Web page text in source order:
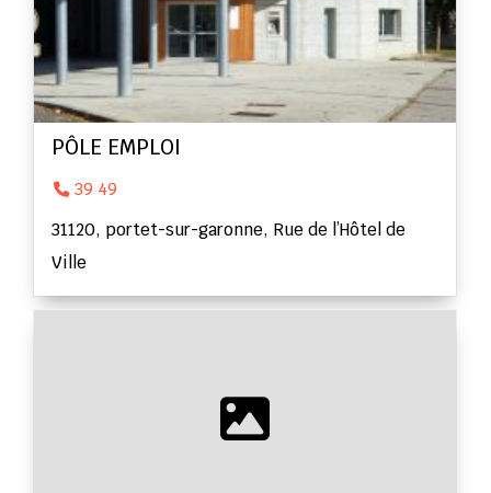
PÔLE EMPLOI
39 49
31120, portet-sur-garonne, Rue de l’Hôtel de
Ville